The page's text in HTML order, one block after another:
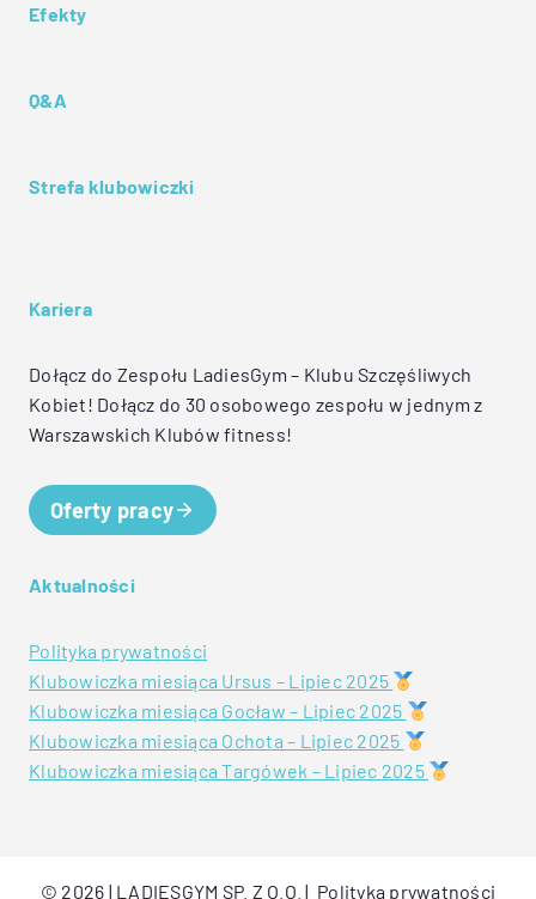
Efekty
Q&A
Strefa klubowiczki
Kariera
Dołącz do Zespołu LadiesGym – Klubu Szczęśliwych
Kobiet! Dołącz do 30 osobowego zespołu w jednym z
Warszawskich Klubów fitness!
Oferty pracy
Aktualności
Polityka prywatności
Klubowiczka miesiąca Ursus – Lipiec 2025
Klubowiczka miesiąca Gocław – Lipiec 2025
Klubowiczka miesiąca Ochota – Lipiec 2025
Klubowiczka miesiąca Targówek – Lipiec 2025
© 2026 | LADIESGYM SP. Z O.O. | Polityka prywatności